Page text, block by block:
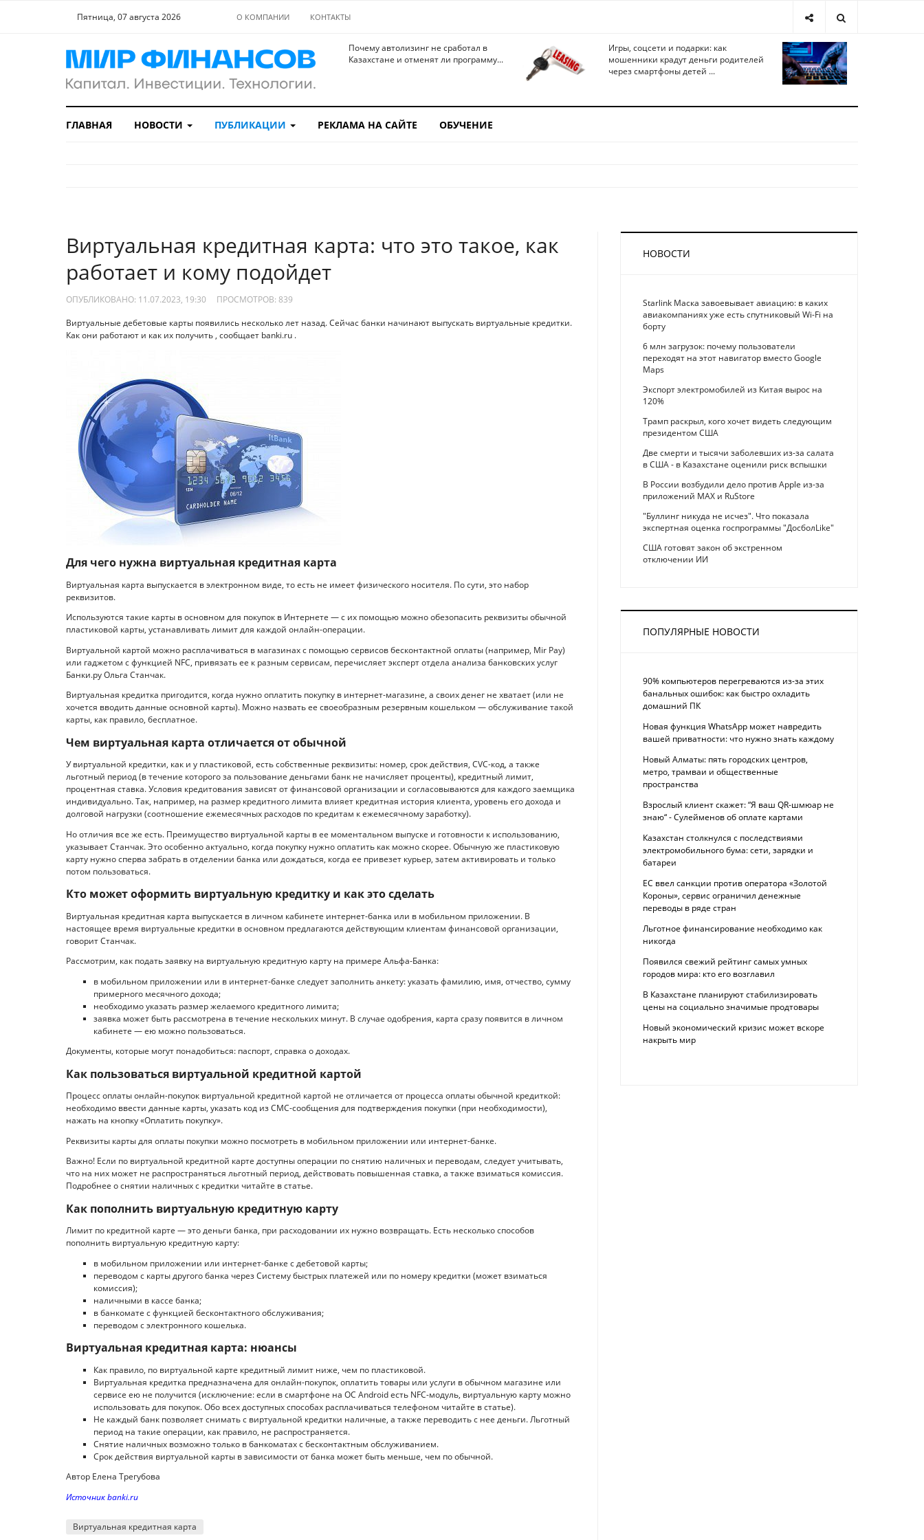
Пятница, 07 августа 2026 О КОМПАНИИ КОНТАКТЫ
Почему автолизинг не сработал в
Казахстане и отменят ли программу...
Игры, соцсети и подарки: как
мошенники крадут деньги родителей
через смартфоны детей ...
ГЛАВНАЯ НОВОСТИ ПУБЛИКАЦИИ РЕКЛАМА НА САЙТЕ ОБУЧЕНИЕ
Виртуальная кредитная карта: что это такое, как
работает и кому подойдет
ОПУБЛИКОВАНО: 11.07.2023, 19:30 ПРОСМОТРОВ: 839
Виртуальные дебетовые карты появились несколько лет назад. Сейчас банки начинают выпускать виртуальные кредитки.
Как они работают и как их получить , сообщает banki.ru .
Для чего нужна виртуальная кредитная карта
Виртуальная карта выпускается в электронном виде, то есть не имеет физического носителя. По сути, это набор
реквизитов.
Используются такие карты в основном для покупок в Интернете — с их помощью можно обезопасить реквизиты обычной
пластиковой карты, устанавливать лимит для каждой онлайн-операции.
Виртуальной картой можно расплачиваться в магазинах с помощью сервисов бесконтактной оплаты (например, Mir Pay)
или гаджетом с функцией NFC, привязать ее к разным сервисам, перечисляет эксперт отдела анализа банковских услуг
Банки.ру Ольга Станчак.
Виртуальная кредитка пригодится, когда нужно оплатить покупку в интернет-магазине, а своих денег не хватает (или не
хочется вводить данные основной карты). Можно назвать ее своеобразным резервным кошельком — обслуживание такой
карты, как правило, бесплатное.
Чем виртуальная карта отличается от обычной
У виртуальной кредитки, как и у пластиковой, есть собственные реквизиты: номер, срок действия, CVC-код, а также
льготный период (в течение которого за пользование деньгами банк не начисляет проценты), кредитный лимит,
процентная ставка. Условия кредитования зависят от финансовой организации и согласовываются для каждого заемщика
индивидуально. Так, например, на размер кредитного лимита влияет кредитная история клиента, уровень его дохода и
долговой нагрузки (соотношение ежемесячных расходов по кредитам к ежемесячному заработку).
Но отличия все же есть. Преимущество виртуальной карты в ее моментальном выпуске и готовности к использованию,
указывает Станчак. Это особенно актуально, когда покупку нужно оплатить как можно скорее. Обычную же пластиковую
карту нужно сперва забрать в отделении банка или дождаться, когда ее привезет курьер, затем активировать и только
потом пользоваться.
Кто может оформить виртуальную кредитку и как это сделать
Виртуальная кредитная карта выпускается в личном кабинете интернет-банка или в мобильном приложении. В
настоящее время виртуальные кредитки в основном предлагаются действующим клиентам финансовой организации,
говорит Станчак.
Рассмотрим, как подать заявку на виртуальную кредитную карту на примере Альфа-Банка:
в мобильном приложении или в интернет-банке следует заполнить анкету: указать фамилию, имя, отчество, сумму
примерного месячного дохода;
необходимо указать размер желаемого кредитного лимита;
заявка может быть рассмотрена в течение нескольких минут. В случае одобрения, карта сразу появится в личном
кабинете — ею можно пользоваться.
Документы, которые могут понадобиться: паспорт, справка о доходах.
Как пользоваться виртуальной кредитной картой
Процесс оплаты онлайн-покупок виртуальной кредитной картой не отличается от процесса оплаты обычной кредиткой:
необходимо ввести данные карты, указать код из СМС-сообщения для подтверждения покупки (при необходимости),
нажать на кнопку «Оплатить покупку».
Реквизиты карты для оплаты покупки можно посмотреть в мобильном приложении или интернет-банке.
Важно! Если по виртуальной кредитной карте доступны операции по снятию наличных и переводам, следует учитывать,
что на них может не распространяться льготный период, действовать повышенная ставка, а также взиматься комиссия.
Подробнее о снятии наличных с кредитки читайте в статье.
Как пополнить виртуальную кредитную карту
Лимит по кредитной карте — это деньги банка, при расходовании их нужно возвращать. Есть несколько способов
пополнить виртуальную кредитную карту:
в мобильном приложении или интернет-банке с дебетовой карты;
переводом с карты другого банка через Систему быстрых платежей или по номеру кредитки (может взиматься
комиссия);
наличными в кассе банка;
в банкомате с функцией бесконтактного обслуживания;
переводом с электронного кошелька.
Виртуальная кредитная карта: нюансы
Как правило, по виртуальной карте кредитный лимит ниже, чем по пластиковой.
Виртуальная кредитка предназначена для онлайн-покупок, оплатить товары или услуги в обычном магазине или
сервисе ею не получится (исключение: если в смартфоне на ОС Android есть NFC-модуль, виртуальную карту можно
использовать для покупок. Обо всех доступных способах расплачиваться телефоном читайте в статье).
Не каждый банк позволяет снимать с виртуальной кредитки наличные, а также переводить с нее деньги. Льготный
период на такие операции, как правило, не распространяется.
Снятие наличных возможно только в банкоматах с бесконтактным обслуживанием.
Срок действия виртуальной карты в зависимости от банка может быть меньше, чем по обычной.
Автор Елена Трегубова
Источник banki.ru
Виртуальная кредитная карта
НОВОСТИ
Starlink Маска завоевывает авиацию: в каких
авиакомпаниях уже есть спутниковый Wi-Fi на
борту
6 млн загрузок: почему пользователи
переходят на этот навигатор вместо Google
Maps
Экспорт электромобилей из Китая вырос на
120%
Трамп раскрыл, кого хочет видеть следующим
президентом США
Две смерти и тысячи заболевших из-за салата
в США - в Казахстане оценили риск вспышки
В России возбудили дело против Apple из-за
приложений MAX и RuStore
"Буллинг никуда не исчез". Что показала
экспертная оценка госпрограммы "ДосболLike"
США готовят закон об экстренном
отключении ИИ
ПОПУЛЯРНЫЕ НОВОСТИ
90% компьютеров перегреваются из-за этих
банальных ошибок: как быстро охладить
домашний ПК
Новая функция WhatsApp может навредить
вашей приватности: что нужно знать каждому
Новый Алматы: пять городских центров,
метро, трамваи и общественные
пространства
Взрослый клиент скажет: “Я ваш QR-шмюар не
знаю“ - Сулейменов об оплате картами
Казахстан столкнулся с последствиями
электромобильного бума: сети, зарядки и
батареи
ЕС ввел санкции против оператора «Золотой
Короны», сервис ограничил денежные
переводы в ряде стран
Льготное финансирование необходимо как
никогда
Появился свежий рейтинг самых умных
городов мира: кто его возглавил
В Казахстане планируют стабилизировать
цены на социально значимые продтовары
Новый экономический кризис может вскоре
накрыть мир